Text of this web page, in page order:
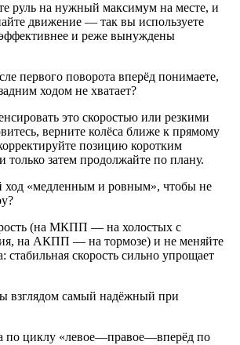
руль на нужный максимум на месте, и
движение — так вы используете
и реже вынуждены
первого поворота вперёд понимаете,
ходом не хватает?
это скоростью или резкими
верните колёса ближе к прямому
позицию коротким
только затем продолжайте по плану.
ход «медленным и ровным», чтобы не
(на МКПП — на холостых с
на АКПП — на тормозе) и не меняйте
стабильная скорость сильно упрощает
взглядом самый надёжный при
по циклу «левое—правое—вперёд по